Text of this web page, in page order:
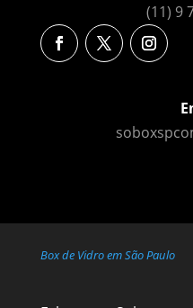
(11) 9
Box de Vidro em São Paulo